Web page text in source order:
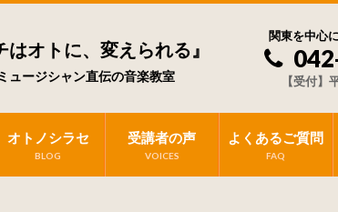
はオトに、変えられる』
ュージシャン直伝の音楽教室
関東を中心
【受付
オトノシラセ
BLOG
受講者の声
VOICES
よくあるご質問
FAQ